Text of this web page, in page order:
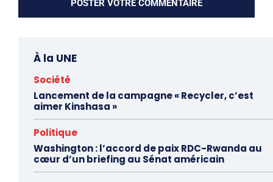
À la UNE
Société
Lancement de la campagne « Recycler, c’est
aimer Kinshasa »
Politique
Washington : l’accord de paix RDC-Rwanda au
cœur d’un briefing au Sénat américain